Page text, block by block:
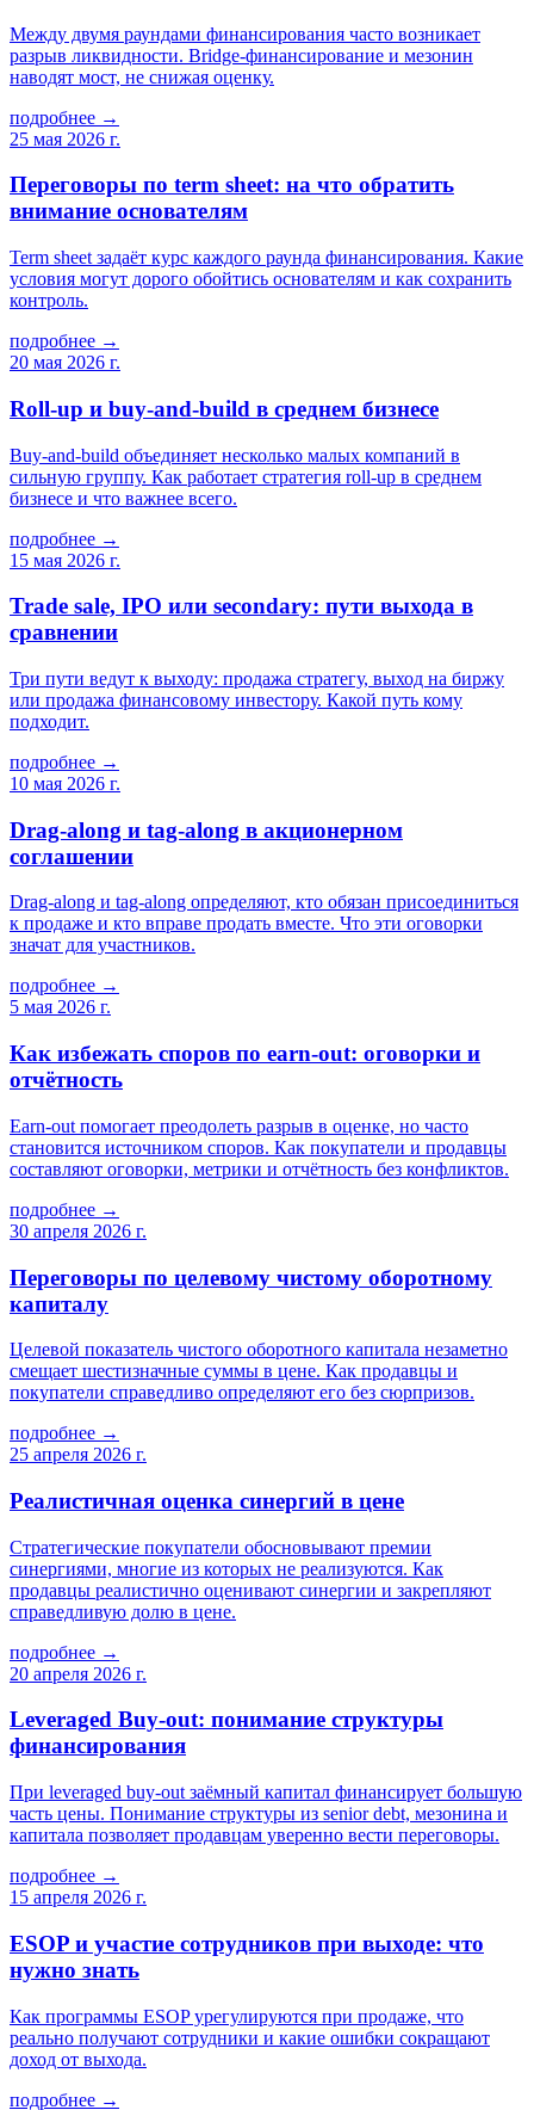
Между двумя раундами финансирования часто возникает
разрыв ликвидности. Bridge-финансирование и мезонин
наводят мост, не снижая оценку.
подробнее →
25 мая 2026 г.
Переговоры по term sheet: на что обратить
внимание основателям
Term sheet задаёт курс каждого раунда финансирования. Какие
условия могут дорого обойтись основателям и как сохранить
контроль.
подробнее →
20 мая 2026 г.
Roll-up и buy-and-build в среднем бизнесе
Buy-and-build объединяет несколько малых компаний в
сильную группу. Как работает стратегия roll-up в среднем
бизнесе и что важнее всего.
подробнее →
15 мая 2026 г.
Trade sale, IPO или secondary: пути выхода в
сравнении
Три пути ведут к выходу: продажа стратегу, выход на биржу
или продажа финансовому инвестору. Какой путь кому
подходит.
подробнее →
10 мая 2026 г.
Drag-along и tag-along в акционерном
соглашении
Drag-along и tag-along определяют, кто обязан присоединиться
к продаже и кто вправе продать вместе. Что эти оговорки
значат для участников.
подробнее →
5 мая 2026 г.
Как избежать споров по earn-out: оговорки и
отчётность
Earn-out помогает преодолеть разрыв в оценке, но часто
становится источником споров. Как покупатели и продавцы
составляют оговорки, метрики и отчётность без конфликтов.
подробнее →
30 апреля 2026 г.
Переговоры по целевому чистому оборотному
капиталу
Целевой показатель чистого оборотного капитала незаметно
смещает шестизначные суммы в цене. Как продавцы и
покупатели справедливо определяют его без сюрпризов.
подробнее →
25 апреля 2026 г.
Реалистичная оценка синергий в цене
Стратегические покупатели обосновывают премии
синергиями, многие из которых не реализуются. Как
продавцы реалистично оценивают синергии и закрепляют
справедливую долю в цене.
подробнее →
20 апреля 2026 г.
Leveraged Buy-out: понимание структуры
финансирования
При leveraged buy-out заёмный капитал финансирует большую
часть цены. Понимание структуры из senior debt, мезонина и
капитала позволяет продавцам уверенно вести переговоры.
подробнее →
15 апреля 2026 г.
ESOP и участие сотрудников при выходе: что
нужно знать
Как программы ESOP урегулируются при продаже, что
реально получают сотрудники и какие ошибки сокращают
доход от выхода.
подробнее →